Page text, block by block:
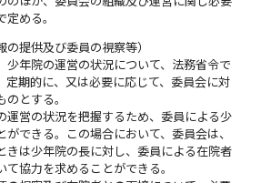
める。
の提供及び委員の視察等）
少年院の運営の状況について、法務省令で
定期的に、又は必要に応じて、委員会に対
のとする。
運営の状況を把握するため、委員による少
できる。この場合において、委員会は、
きは少年院の長に対し、委員による在院者
て協力を求めることができる。